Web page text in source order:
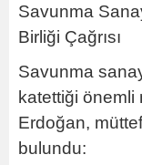
Savunma
Birliği Çağrısı
Savunma
katettiği önemli
Erdoğan,
bulundu: